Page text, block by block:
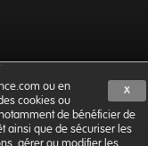
X
ou en
cookies ou
de bénéficier de
ainsi que de sécuriser les